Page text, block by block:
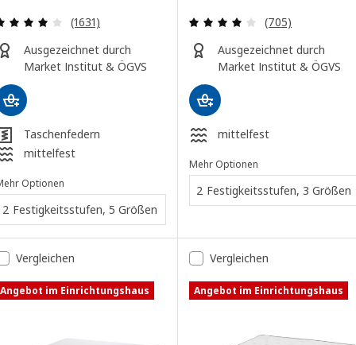
Überprüfung: 4 aus 5 sterne. Bewertungen
(1631)
Ausgezeichnet durch
Market Institut & ÖGVS
Taschenfedern
mittelfest
Optionen
2 Festigkeitsstufen, 5 Größen
Überprüfung:
(705)
Ausgezeichnet durch
Market Institut & ÖGVS
mittelfest
Mehr Optionen
2 Festigkeitsstufen, 3 Größen
Vergleichen
Angebot im Einrichtungshaus
Vergleichen
Angebot im Einrichtungshaus